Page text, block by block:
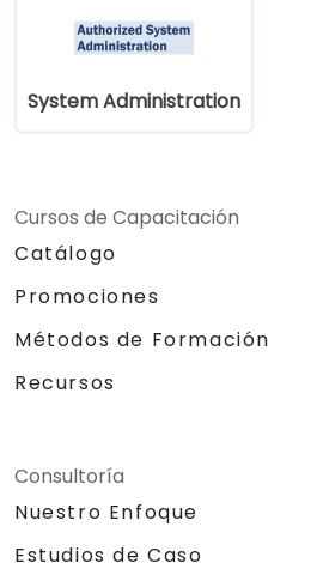
System Administration
Cursos de Capacitación
Catálogo
Promociones
Métodos de Formación
Recursos
Consultoría
Nuestro Enfoque
Estudios de Caso